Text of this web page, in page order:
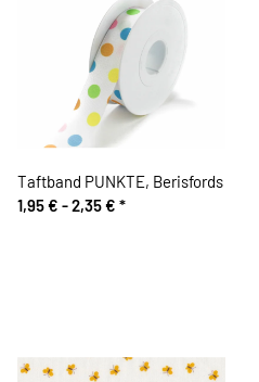
Taftband PUNKTE, Berisfords
1,95 € -2,35 € *